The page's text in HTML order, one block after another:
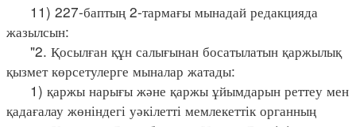
11) 227-баптың 2-тармағы мынадай редакцияда
жазылсын:
"2. Қосылған құн салығынан босатылатын қаржылық
қызмет көрсетулерге мыналар жатады:
1) қаржы нарығы және қаржы ұйымдарын реттеу мен
қадағалау жөніндегі уәкілетті мемлекеттік органның